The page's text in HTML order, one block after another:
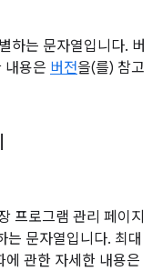
하는 문자열입니다. 버
내용은 버전을(를) 참고
프로그램 관리 페이지
는 문자열입니다. 최대
에 관한 자세한 내용은